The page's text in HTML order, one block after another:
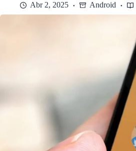
Abr 2, 2025 Android